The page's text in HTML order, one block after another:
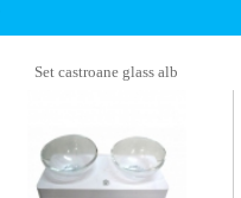
Set castroane glass alb